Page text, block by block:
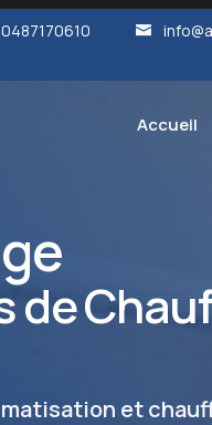
0487170610
Accueil
de
et